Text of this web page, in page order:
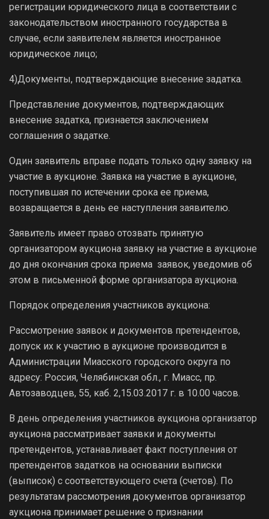
регистрации юридического лица в соответствии с
законодательством иностранного государства в
случае, если заявителем является иностранное
юридическое лицо;
4)Документы, подтверждающие внесение задатка.
Представление документов, подтверждающих
внесение задатка, признается заключением
соглашения о задатке.
Один заявитель вправе подать только одну заявку на
участие в аукционе. Заявка на участие в аукционе,
поступившая по истечении срока ее приема,
возвращается в день ее наступления заявителю.
Заявитель имеет право отозвать принятую
организатором аукциона заявку на участие в аукционе
до дня окончания срока приема заявок, уведомив об
этом в письменной форме организатора аукциона.
Порядок определения участников аукциона:
Рассмотрение заявок и документов претендентов,
допуск их к участию в аукционе производится в
Администрации Миасского городского округа по
адресу: Россия, Челябинская обл., г. Миасс, пр.
Автозаводцев, 55, каб. 2,15.03.2017 г. в 10.00 часов.
В день определения участников аукциона организатор
аукциона рассматривает заявки и документы
претендентов, устанавливает факт поступления от
претендентов задатков на основании выписки
(выписок) с соответствующего счета (счетов). По
результатам рассмотрения документов организатор
аукциона принимает решение о признании